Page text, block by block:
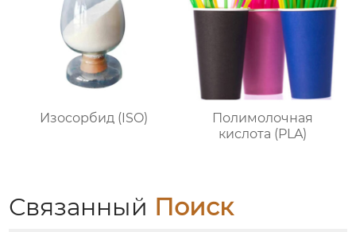
Изосорбид (ISO)
Полимолочная
кислота (PLA)
Связанный Поиск